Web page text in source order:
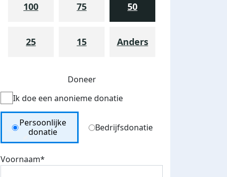
100 75 50
25 15 Anders
Doneer
Ik doe een anonieme donatie
Donation Type
Persoonlijke
donatie
Bedrijfsdonatie
Voornaam*